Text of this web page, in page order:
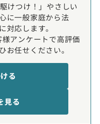
けつけ！」やさしい
に一般家庭から法
対応します。
アンケートで高評価
お任せください。
る
見る